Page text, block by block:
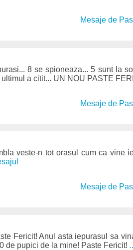
Mesaje de
8 se spioneaza... 5 sunt la
ultimul a citit... UN NOU PASTE
Mesaje de
veste-n tot orasul cum ca vine
Mesaje de
Fericit! Anul asta iepurasul sa
de pupici de la mine! Paste Fericit!